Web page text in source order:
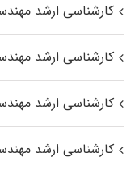
کارشناسی ارشد
کارشناسی ارشد
کارشناسی ارشد
کارشناسی ارشد